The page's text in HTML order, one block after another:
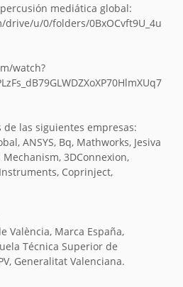
mediática global:
u/0/folders/0BxOCvft9U_4u
watch?
de las siguientes empresas:
ANSYS, Bq, Mathworks, Jesiva
3DConnexion,
Instruments, Coprinject,
València, Marca España,
Técnica Superior de
Generalitat Valenciana.